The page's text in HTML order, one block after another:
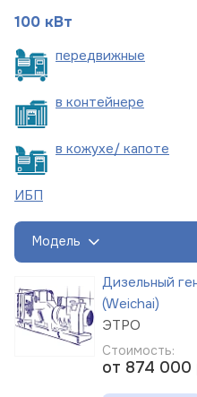
100 кВт
передвижные
в контейнере
в кожухе/ капоте
ИБП
Модель
Дизельный
(Weichai)
ЭТРО
Стоимость:
от 874 000